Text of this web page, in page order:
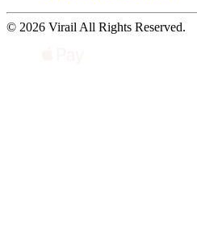
© 2026 Virail All Rights Reserved.